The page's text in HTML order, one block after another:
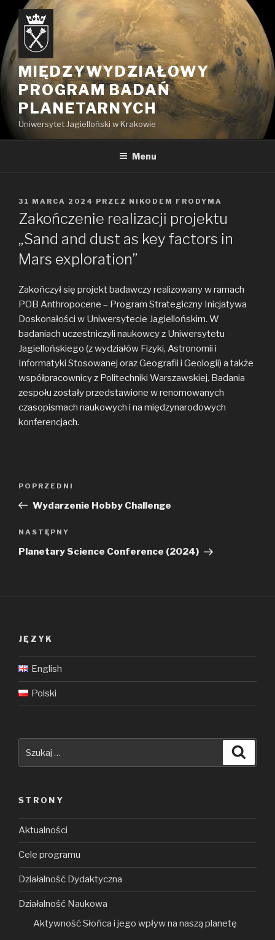
Przejdź
treści
MIĘDZYWYDZIAŁOWY
PROGRAM BADAŃ
PLANETARNYCH
Uniwersytet Jagielloński w Krakowie
Menu
OPUBLIKOWANE
W
31 MARCA 2024 PRZEZ NIKODEM FRODYMA
Zakończenie realizacji projektu
„Sand and dust as key factors in
Mars exploration”
Zakończył się projekt badawczy realizowany w ramach
POB Anthropocene – Program Strategiczny Inicjatywa
Doskonałości w Uniwersytecie Jagiellońskim. W
badaniach uczestniczyli naukowcy z Uniwersytetu
Jagiellońskiego (z wydziałów Fizyki, Astronomii i
Informatyki Stosowanej oraz Geografii i Geologii) a także
współpracownicy z Politechniki Warszawskiej. Badania
zespołu zostały przedstawione w renomowanych
czasopismach naukowych i na międzynarodowych
konferencjach.
Poprzedni
wpis
POPRZEDNI
Wydarzenie Hobby Challenge
Następny
wpis
NASTĘPNY
Planetary Science Conference (2024)
JĘZYK
English
Polski
STRONY
Aktualności
Cele programu
Działalność Dydaktyczna
Działalność Naukowa
Aktywność Słońca i jego wpływ na naszą planetę